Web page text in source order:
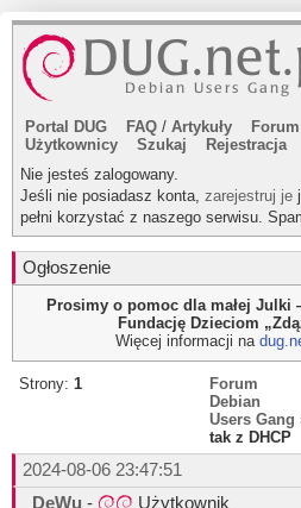
Portal DUG FAQ / Artykuły
Użytkownicy
Szukaj Rejestracja
Nie jesteś zalogowany.
Jeśli nie posiadasz konta, zarejestruj je
pełni korzystać z naszego serwisu.
Ogłoszenie
Prosimy o pomoc dla małej Julki
Fundację Dzieciom
Więcej informacji na
Strony: 1
Forum
Debian
Users Gang
tak z DHCP
2024-08-06 23:47:51
DeWu - Użytkownik